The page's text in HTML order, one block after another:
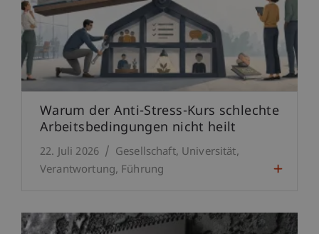
Warum der Anti-Stress-Kurs schlechte
Arbeitsbedingungen nicht heilt
22. Juli 2026 Gesellschaft Universität
Verantwortung Führung